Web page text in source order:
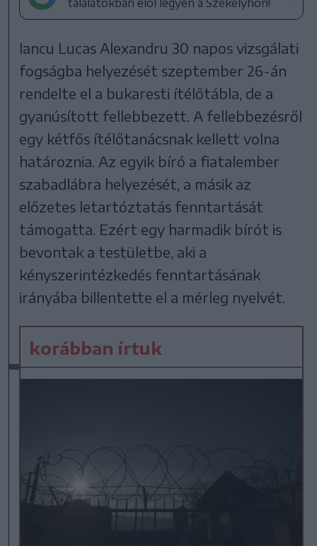
Iancu Lucas Alexandru 30 napos vizsgálati
fogságba helyezését szeptember 26-án
rendelte el a bukaresti ítélőtábla, de a
gyanúsított fellebbezett. A fellebbezésről
egy kétfős ítélőtanácsnak kellett volna
határoznia. Az egyik bíró a fiatalember
szabadlábra helyezését, a másik az
előzetes letartóztatás fenntartását
támogatta. Ezért egy harmadik bírót is
bevontak a testületbe, aki a
kényszerintézkedés fenntartásának
irányába billentette el a mérleg nyelvét.
korábban írtuk